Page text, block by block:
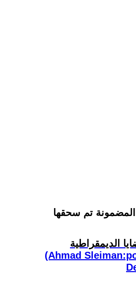
المضمونة تم سحقها
الديمقراطية
(Ahmad